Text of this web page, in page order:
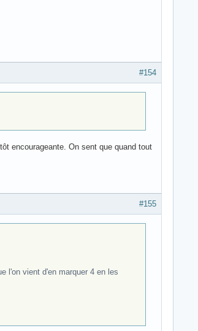
#154
encourageante. On sent que quand tout
#155
l'on vient d'en marquer 4 en les